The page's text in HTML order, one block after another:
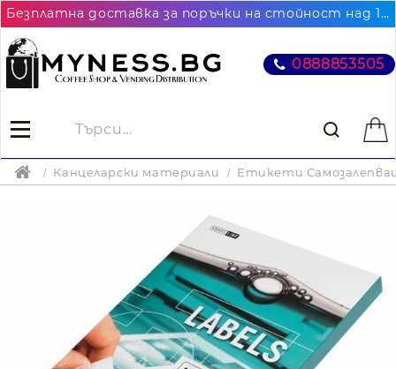
Безплатна доставка за поръчки на стойност над 102.26€ / 200лв. до най-близкия до Вас офис на Еконт
0888853505
Канцеларски материали Етикети